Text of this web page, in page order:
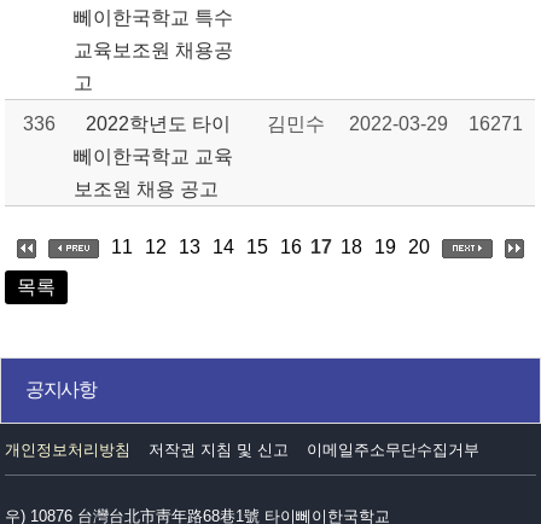
뻬이한국학교 특수
교육보조원 채용공
고
336
2022학년도 타이
뻬이한국학교 교육
보조원 채용 공고
김민수 2022-03-29 16271
11 12 13 14 15 16 17 18 19
20
목록
공지사항
개인정보처리방침 저작권 지침 및 신고 이메일주소무단수집거부
우) 10876 台灣台北市靑年路68巷1號 타이뻬이한국학교